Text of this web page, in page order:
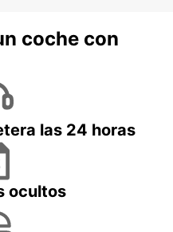
coche con
las 24 horas
ocultos